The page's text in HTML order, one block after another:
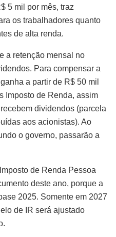
5 mil por mês, traz
os trabalhadores quanto
de alta renda.
a retenção mensal no
Para compensar a
a partir de R$ 50 mil
Imposto de Renda, assim
dividendos (parcela
aos acionistas). Ao
o governo, passarão a
de Renda Pessoa
deste ano, porque a
2025. Somente em 2027
de IR será ajustado